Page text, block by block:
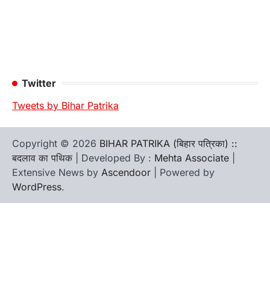
Twitter
Tweets by Bihar Patrika
Copyright © 2026 BIHAR PATRIKA (बिहार पत्रिका) ::
बदलाव का पथिक | Developed By : Mehta Associate
Extensive News by Ascendoor | Powered by
WordPress.